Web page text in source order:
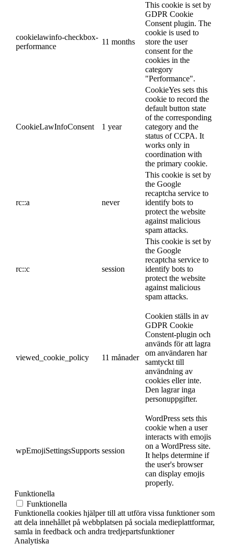
cookielawinfo-checkbox-
performance
11 months
This cookie is set by
GDPR Cookie
Consent plugin. The
cookie is used to
store the user
consent for the
cookies in the
category
"Performance".
CookieLawInfoConsent 1 year
CookieYes sets this
cookie to record the
default button state
of the corresponding
category and the
status of CCPA. It
works only in
coordination with
the primary cookie.
rc::a never
This cookie is set by
the Google
recaptcha service to
identify bots to
protect the website
against malicious
spam attacks.
rc::c session
This cookie is set by
the Google
recaptcha service to
identify bots to
protect the website
against malicious
spam attacks.
viewed_cookie_policy 11 månader
Cookien ställs in av
GDPR Cookie
Constent-plugin och
används för att lagra
om användaren har
samtyckt till
användning av
cookies eller inte.
Den lagrar inga
personuppgifter.
wpEmojiSettingsSupports session
WordPress sets this
cookie when a user
interacts with emojis
on a WordPress site.
It helps determine if
the user's browser
can display emojis
properly.
Funktionella
Funktionella
Funktionella cookies hjälper till att utföra vissa funktioner som
att dela innehållet på webbplatsen på sociala medieplattformar,
samla in feedback och andra tredjepartsfunktioner
Analytiska